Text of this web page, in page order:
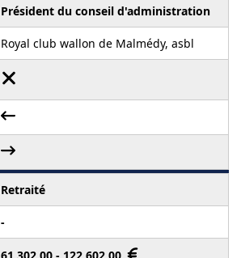
Président du conseil d'administration
Royal club wallon de Malmédy, asbl
Retraité
-